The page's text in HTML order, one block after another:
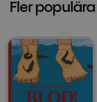
Fler